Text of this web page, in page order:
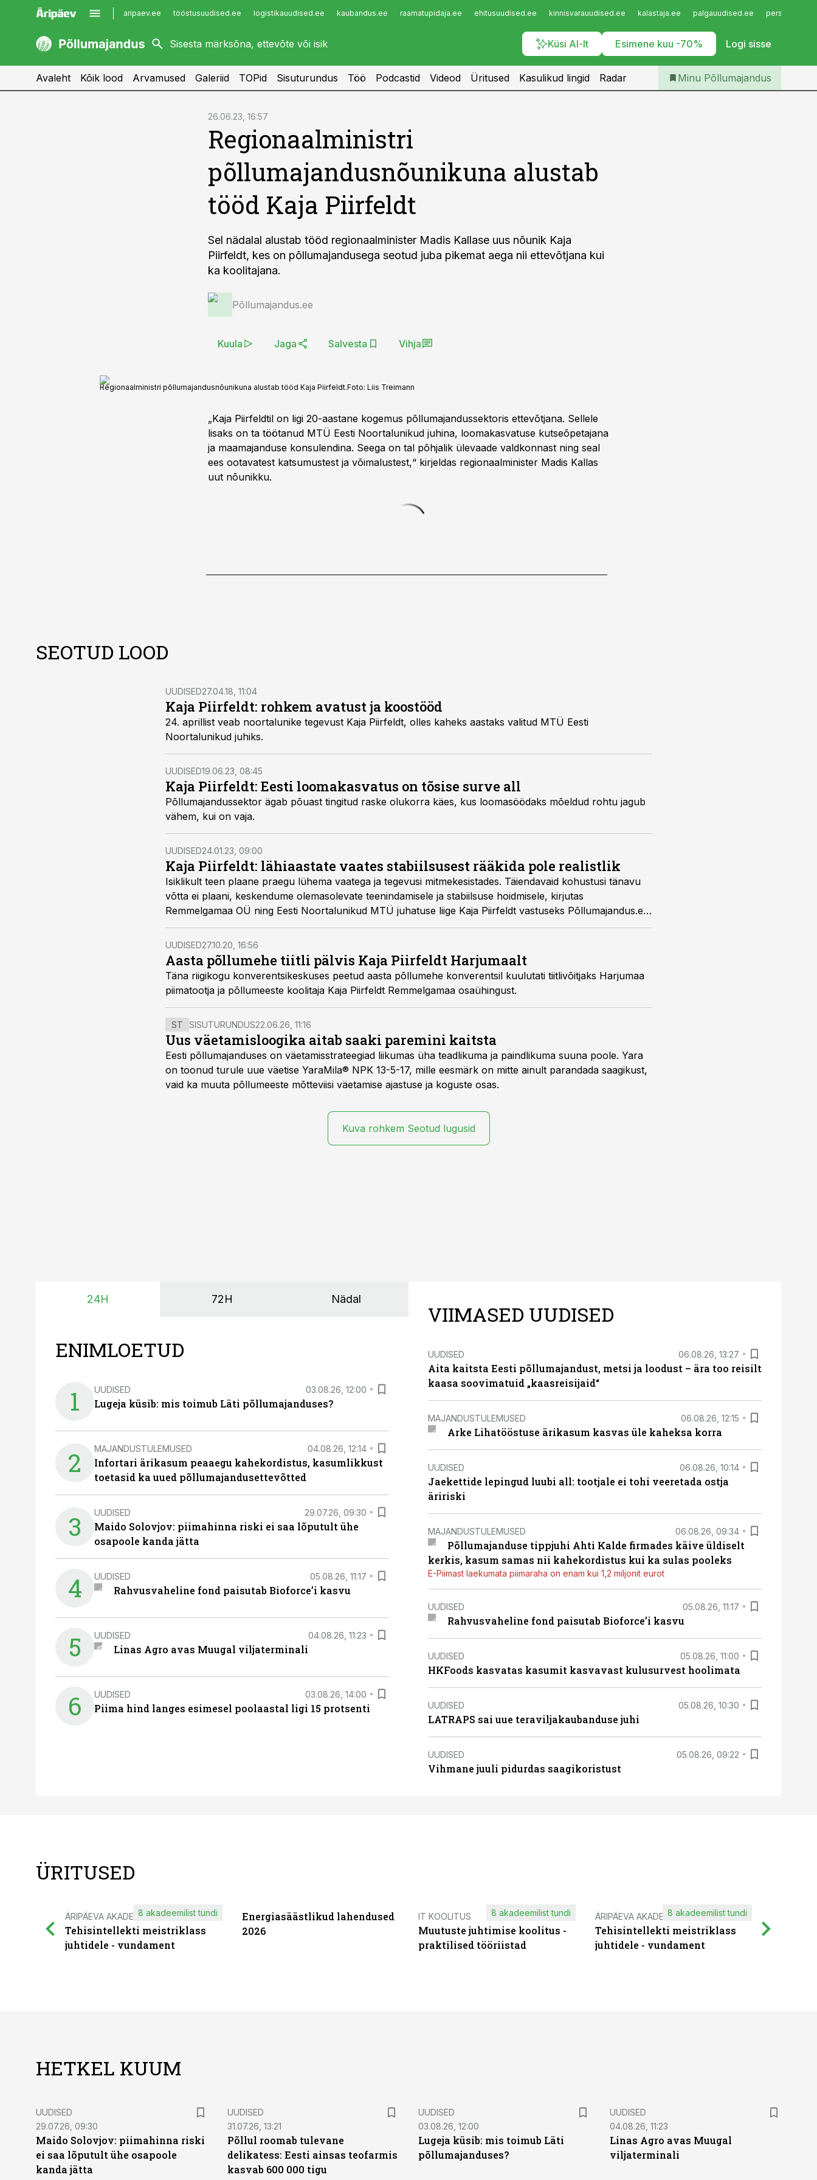
aripaev.ee tööstusuudised.ee logistikauudised.ee kaubandus.ee raamatupidaja.ee ehitusuudised.ee kinnisvarauudised.ee kalastaja.ee palgauudised.ee
Küsi AI-lt Esimene kuu -70% Logi sisse
kaubandus.ee
kinnisvarauudised.ee
imelineajalugu.ee
Infopank
Iseteenindus
Telli Põllumajandus
Avaleht Kõik lood Arvamused Galeriid TOPid Sisuturundus Töö Podcastid Videod Üritused Kasulikud lingid Radar Minu Põllumajandus
26.06.23, 16:57
Regionaalministri
põllumajandusnõunikuna alustab
tööd Kaja Piirfeldt
Sel nädalal alustab tööd regionaalminister Madis Kallase uus nõunik Kaja
Piirfeldt, kes on põllumajandusega seotud juba pikemat aega nii ettevõtjana kui
ka koolitajana.
Põllumajandus.ee
Kuula Jaga Salvesta Vihja
Regionaalministri põllumajandusnõunikuna alustab tööd Kaja Piirfeldt.Foto: Liis Treimann
„Kaja Piirfeldtil on ligi 20-aastane kogemus põllumajandussektoris ettevõtjana. Sellele
lisaks on ta töötanud MTÜ Eesti Noortalunikud juhina, loomakasvatuse kutseõpetajana
ja maamajanduse konsulendina. Seega on tal põhjalik ülevaade valdkonnast ning seal
ees ootavatest katsumustest ja võimalustest,“ kirjeldas regionaalminister Madis Kallas
uut nõunikku.
SEOTUD LOOD
UUDISED27.04.18, 11:04
Kaja Piirfeldt: rohkem avatust ja koostööd
24. aprillist veab noortalunike tegevust Kaja Piirfeldt, olles kaheks aastaks valitud MTÜ Eesti
Noortalunikud juhiks.
UUDISED19.06.23, 08:45
Kaja Piirfeldt: Eesti loomakasvatus on tõsise surve all
Põllumajandussektor ägab põuast tingitud raske olukorra käes, kus loomasöödaks mõeldud rohtu jagub
vähem, kui on vaja.
UUDISED24.01.23, 09:00
Kaja Piirfeldt: lähiaastate vaates stabiilsusest rääkida pole realistlik
Isiklikult teen plaane praegu lühema vaatega ja tegevusi mitmekesistades. Täiendavaid kohustusi tänavu
võtta ei plaani, keskendume olemasolevate teenindamisele ja stabiilsuse hoidmisele, kirjutas
Remmelgamaa OÜ ning Eesti Noortalunikud MTÜ juhatuse liige Kaja Piirfeldt vastuseks Põllumajandus.ee
arvamusliidrite küsitlusele.
UUDISED27.10.20, 16:56
Aasta põllumehe tiitli pälvis Kaja Piirfeldt Harjumaalt
Täna riigikogu konverentsikeskuses peetud aasta põllumehe konverentsil kuulutati tiitlivõitjaks Harjumaa
piimatootja ja põllumeeste koolitaja Kaja Piirfeldt Remmelgamaa osaühingust.
ST SISUTURUNDUS22.06.26, 11:16
Uus väetamisloogika aitab saaki paremini kaitsta
Eesti põllumajanduses on väetamisstrateegiad liikumas üha teadlikuma ja paindlikuma suuna poole. Yara
on toonud turule uue väetise YaraMila® NPK 13-5-17, mille eesmärk on mitte ainult parandada saagikust,
vaid ka muuta põllumeeste mõtteviisi väetamise ajastuse ja koguste osas.
Kuva rohkem Seotud lugusid
24H 72H Nädal
ENIMLOETUD
1 UUDISED 03.08.26, 12:00
Lugeja küsib: mis toimub Läti põllumajanduses?
2 MAJANDUSTULEMUSED 04.08.26, 12:14
Infortari ärikasum peaaegu kahekordistus, kasumlikkust
toetasid ka uued põllumajandusettevõtted
3 UUDISED 29.07.26, 09:30
Maido Solovjov: piimahinna riski ei saa lõputult ühe
osapoole kanda jätta
4 UUDISED 05.08.26, 11:17
Rahvusvaheline fond paisutab Bioforce’i kasvu
5 UUDISED 04.08.26, 11:23
Linas Agro avas Muugal viljaterminali
6 UUDISED 03.08.26, 14:00
Piima hind langes esimesel poolaastal ligi 15 protsenti
VIIMASED UUDISED
UUDISED 06.08.26, 13:27
Aita kaitsta Eesti põllumajandust, metsi ja loodust – ära too reisilt
kaasa soovimatuid „kaasreisijaid“
MAJANDUSTULEMUSED 06.08.26, 12:15
Arke Lihatööstuse ärikasum kasvas üle kaheksa korra
UUDISED 06.08.26, 10:14
Jaekettide lepingud luubi all: tootjale ei tohi veeretada ostja
äririski
MAJANDUSTULEMUSED 06.08.26, 09:34
Põllumajanduse tippjuhi Ahti Kalde firmades käive üldiselt
kerkis, kasum samas nii kahekordistus kui ka sulas pooleks
E-Piimast laekumata piimaraha on enam kui 1,2 miljonit eurot
UUDISED 05.08.26, 11:17
Rahvusvaheline fond paisutab Bioforce’i kasvu
UUDISED 05.08.26, 11:00
HKFoods kasvatas kasumit kasvavast kulusurvest hoolimata
UUDISED 05.08.26, 10:30
LATRAPS sai uue teraviljakaubanduse juhi
UUDISED 05.08.26, 09:22
Vihmane juuli pidurdas saagikoristust
ÜRITUSED
ÄRIPÄEVA AKADEEMIA
Tehisintellekti meistriklass
juhtidele - vundament
8 akadeemilist tundi
Energiasäästlikud lahendused
2026
IT KOOLITUS
Muutuste juhtimise koolitus -
praktilised tööriistad
8 akadeemilist tundi ÄRIPÄEVA AKADEEMIA
Tehisintellekti meistriklass
juhtidele - vundament
8 akadeemilist tundi
HETKEL KUUM
UUDISED
29.07.26, 09:30
Maido Solovjov: piimahinna riski
ei saa lõputult ühe osapoole
kanda jätta
UUDISED
31.07.26, 13:21
Põllul roomab tulevane
delikatess: Eesti ainsas teofarmis
kasvab 600 000 tigu
UUDISED
03.08.26, 12:00
Lugeja küsib: mis toimub Läti
põllumajanduses?
UUDISED
04.08.26, 11:23
Linas Agro avas Muugal
viljaterminali